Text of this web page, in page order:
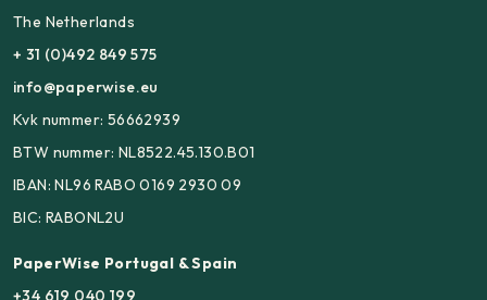
The Netherlands
+ 31 (0)492 849 575
info@paperwise.eu
Kvk nummer: 56662939
BTW nummer: NL8522.45.130.B01
IBAN: NL96 RABO 0169 2930 09
BIC: RABONL2U
PaperWise Portugal & Spain
+34 619 040 199